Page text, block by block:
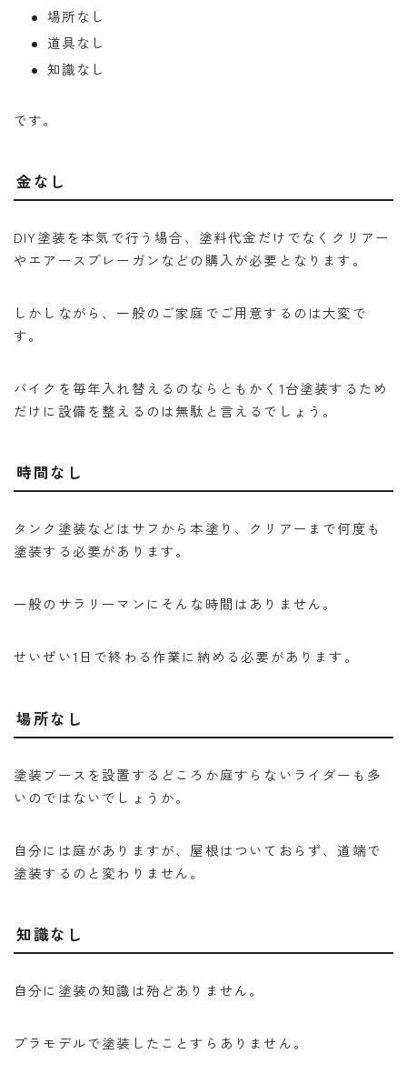
場所なし
道具なし
知識なし
です。
金なし
DIY塗装を本気で行う場合、塗料代金だけでなくクリアー
やエアースプレーガンなどの購入が必要となります。
しかしながら、一般のご家庭でご用意するのは大変で
す。
バイクを毎年入れ替えるのならともかく1台塗装するため
だけに設備を整えるのは無駄と言えるでしょう。
時間なし
タンク塗装などはサフから本塗り、クリアーまで何度も
塗装する必要があります。
一般のサラリーマンにそんな時間はありません。
せいぜい1日で終わる作業に納める必要があります。
場所なし
塗装ブースを設置するどころか庭すらないライダーも多
いのではないでしょうか。
自分には庭がありますが、屋根はついておらず、道端で
塗装するのと変わりません。
知識なし
自分に塗装の知識は殆どありません。
プラモデルで塗装したことすらありません。